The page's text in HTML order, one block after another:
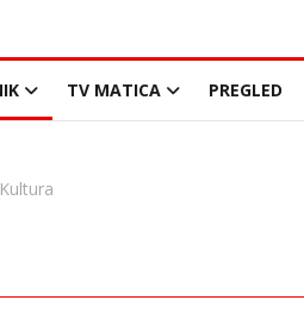
TV MATICA PREGLED
Kultura